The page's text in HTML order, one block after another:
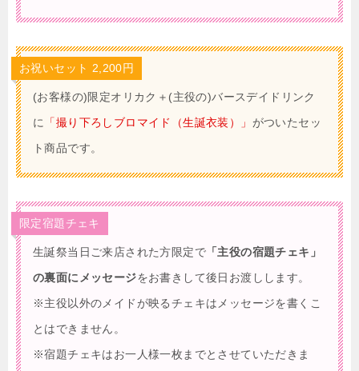
お祝いセット 2,200円
(お客様の)限定オリカク＋(主役の)バースデイドリンク
に
「撮り下ろしブロマイド（生誕衣装）」 がついたセッ
ト商品です。
限定宿題チェキ
生誕祭当日ご来店された方限定で 「主役の宿題チェキ」
の裏面にメッセージをお書きして後日お渡しします。
※主役以外のメイドが映るチェキはメッセージを書くこ
とはできません。
※宿題チェキはお一人様一枚までとさせていただきま